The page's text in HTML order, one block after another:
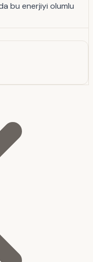
bu enerjiyi olumlu